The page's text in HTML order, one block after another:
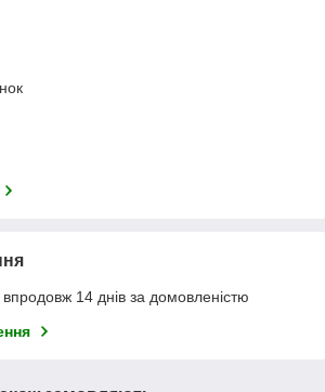
14 днів за домовленістю